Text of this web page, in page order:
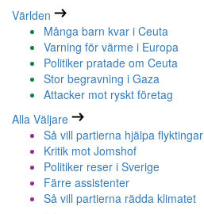
Världen
Många barn kvar i Ceuta
Varning för värme i Europa
Politiker pratade om Ceuta
Stor begravning i Gaza
Attacker mot ryskt företag
Alla Väljare
Så vill partierna hjälpa flyktingar
Kritik mot Jomshof
Politiker reser i Sverige
Färre assistenter
Så vill partierna rädda klimatet